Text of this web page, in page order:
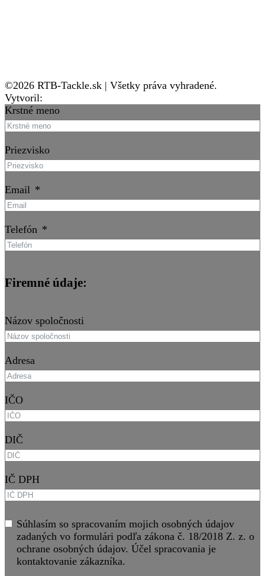
©2026 RTB-Tackle.sk | Všetky práva vyhradené.
Vytvoril:
Krstné meno
Priezvisko
Email
Telefón
Firemné údaje:
Názov spoločnosti
Adresa
IČO
DIČ
IČ DPH
Súhlasím so spracovaním mojich osobných údajov
zadaných vo formulári podľa zákona č. 18/2018 Z. z. o
ochrane osobných údajov. Účel spracovania je
kontaktovanie zákazníka.